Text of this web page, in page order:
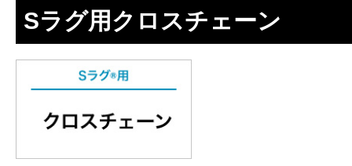
Sラグ用クロスチェーン